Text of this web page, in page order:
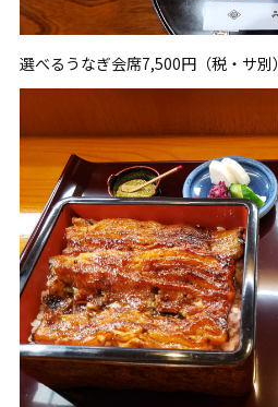
選べるうなぎ会席7,500円（税・サ別）